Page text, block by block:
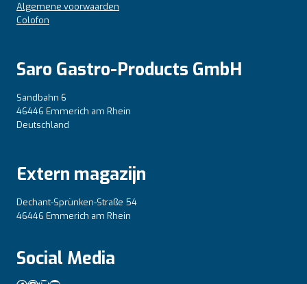
Algemene voorwaarden
Colofon
Saro Gastro-Products GmbH
Sandbahn 6
46446 Emmerich am Rhein
Deutschland
Extern magazijn
Dechant-Sprünken-Straße 54
46446 Emmerich am Rhein
Social Media